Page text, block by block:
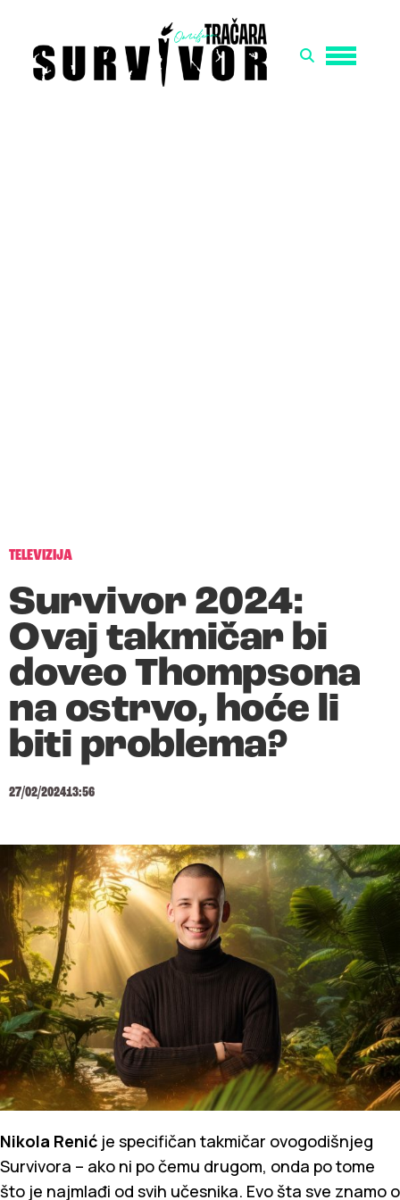
TELEVIZIJA
Survivor 2024:
Ovaj takmičar bi
doveo Thompsona
na ostrvo, hoće li
biti problema?
27/02/202413:56
Nikola Renić je specifičan takmičar ovogodišnjeg
Survivora – ako ni po čemu drugom, onda po tome
što je najmlađi od svih učesnika. Evo šta sve znamo o